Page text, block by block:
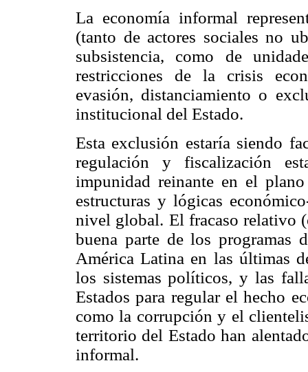
La economía informal
(tanto de actores sociales no
subsistencia, como de
restricciones de la crisis
evasión, distanciamiento o
institucional del Estado.
Esta exclusión estaría siendo
regulación y fiscalización
impunidad reinante en el
estructuras y lógicas
nivel global. El fracaso relativo
buena parte de los programas
América Latina en las últimas
los sistemas políticos, y las
Estados para regular el hecho
como la corrupción y el
territorio del Estado han
informal.